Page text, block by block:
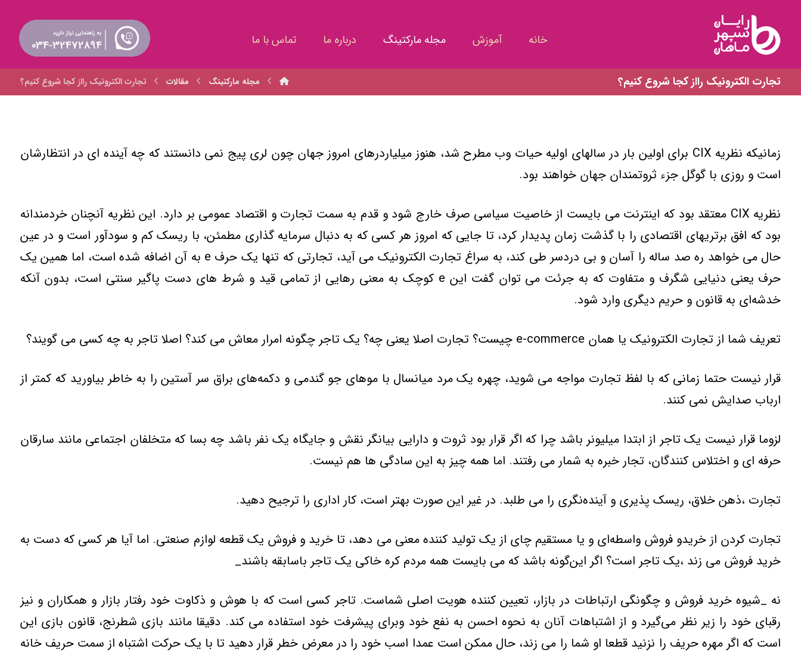
خانه آموزش مجله مارکتینگ درباره ما تماس با ما
تجارت الکترونيک رااز کجا شروع کنيم؟ مجله مارکتینگ مقالات تجارت الکترونيک رااز کجا شروع کنيم؟
زمانيکه نظريه CIX براي اولين بار در سالهاي اوليه حيات وب مطرح شد، هنوز ميلياردرهاي امروز جهان چون لري پيج نمي دانستند که چه آينده اي در انتظارشان
است و روزي با گوگل جزء ثروتمندان جهان خواهند بود.
نظريه CIX معتقد بود که اينترنت مي بايست از خاصيت سياسي صرف خارج شود و قدم به سمت تجارت و اقتصاد عمومي بر دارد. اين نظريه آنچنان خردمندانه
بود که افق برتريهاي اقتصادي را با گذشت زمان پديدار کرد، تا جايي که امروز هر کسي که به دنبال سرمايه گذاري مطمئن، با ريسک کم و سودآور است و در عين
حال مي خواهد ره صد ساله را آسان و بي دردسر طي کند، به سراغ تجارت الکترونيک مي آيد، تجارتي که تنها يک حرف e به آن اضافه شده است، اما همين يک
حرف يعني دنيايي شگرف و متفاوت که به جرئت مي توان گفت اين e کوچک به معني رهايي از تمامي قيد و شرط هاي دست پاگير سنتي است، بدون آنکه
خدشه‌اي به قانون و حريم ديگري وارد شود.
تعريف شما از تجارت الکترونيک يا همان e-commerce چيست؟ تجارت اصلا يعني چه؟ يک تاجر چگونه امرار معاش مي کند؟ اصلا تاجر به چه کسي مي گويند؟
قرار نيست حتما زماني که با لفظ تجارت مواجه مي شويد، چهره يک مرد ميانسال با موهاي جو گندمي و دکمه‌هاي براق سر آستين را به خاطر بياوريد که کمتر از
ارباب صدايش نمي کنند.
لزوما قرار نيست يک تاجر از ابتدا ميليونر باشد چرا که اگر قرار بود ثروت و دارايي بيانگر نقش و جايگاه يک نفر باشد چه بسا که متخلفان اجتماعي مانند سارقان
حرفه اي و اختلاس کنندگان، تجار خبره به شمار مي رفتند. اما همه چيز به اين سادگي ها هم نيست.
تجارت ،ذهن خلاق، ريسک پذيري و آينده‌نگري را مي طلبد. در غير اين صورت بهتر است، كار اداري را ترجيح دهيد.
تجارت کردن از خريدو فروش واسطه‌اي و يا مستقيم چاي از يک توليد کننده معني مي دهد، تا خريد و فروش يک قطعه لوازم صنعتي. اما آيا هر کسي که دست به
خريد فروش مي زند ،يک تاجر است؟ اگر اين‌گونه باشد که مي بايست همه مردم کره خاکي يک تاجر باسابقه باشند_
نه _شيوه خريد فروش و چگونگي ارتباطات در بازار، تعيين کننده هويت اصلي شماست. تاجر کسي است که با هوش و ذکاوت خود رفتار بازار و همکاران و نيز
رقباي خود را زير نظر مي‌گيرد و از اشتباهات آنان به نحوه احسن به نفع خود وبراي پيشرفت خود استفاده مي کند. دقيقا مانند بازي شطرنج، قانون بازي اين
است که اگر مهره حريف را نزنيد قطعا او شما را مي زند، حال ممکن است عمدا اسب خود را در معرض خطر قرار دهيد تا با يک حرکت اشتباه از سمت حريف خانه